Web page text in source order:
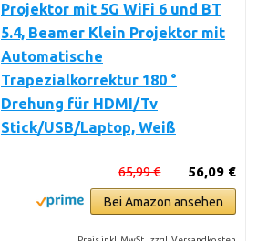
Projektor mit 5G WiFi 6 und BT
5.4, Beamer Klein Projektor mit
Automatische
Trapezialkorrektur 180 °
Drehung für HDMI/Tv
Stick/USB/Laptop, Weiß
56,09 €
65,99 €
Bei Amazon ansehen